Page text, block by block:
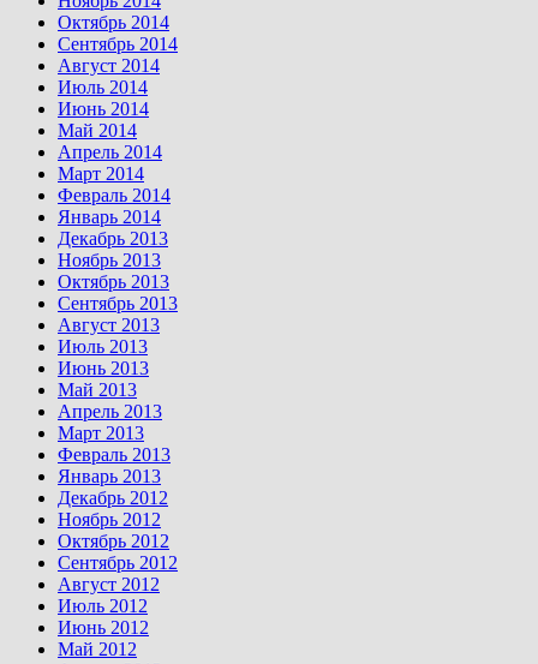
Октябрь 2014
Сентябрь 2014
Август 2014
Июль 2014
Июнь 2014
Май 2014
Апрель 2014
Март 2014
Февраль 2014
Январь 2014
Декабрь 2013
Ноябрь 2013
Октябрь 2013
Сентябрь 2013
Август 2013
Июль 2013
Июнь 2013
Май 2013
Апрель 2013
Март 2013
Февраль 2013
Январь 2013
Декабрь 2012
Ноябрь 2012
Октябрь 2012
Сентябрь 2012
Август 2012
Июль 2012
Июнь 2012
Май 2012